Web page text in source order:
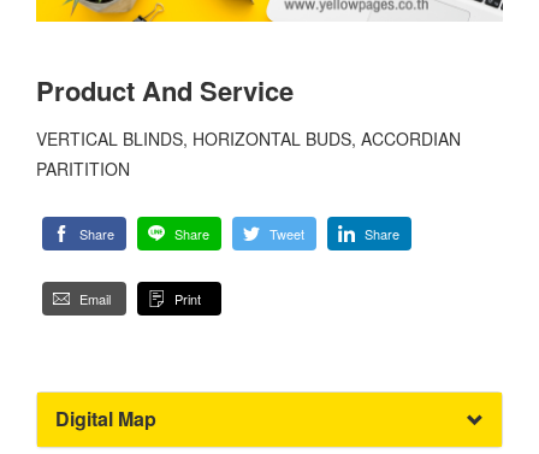
Product And Service
VERTICAL BLINDS, HORIZONTAL BUDS, ACCORDIAN
PARITITION
Share Share Tweet Share
Email Print
Digital Map